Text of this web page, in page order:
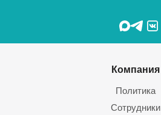
Компания
Политика
Сотрудники